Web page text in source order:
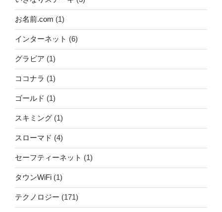
お名前.com (1)
インターネット (6)
グラビア (1)
ココナラ (1)
ゴールド (1)
スキミング (1)
スローマド (4)
セーフティーネット (1)
タウンWiFi (1)
テクノロジー (171)